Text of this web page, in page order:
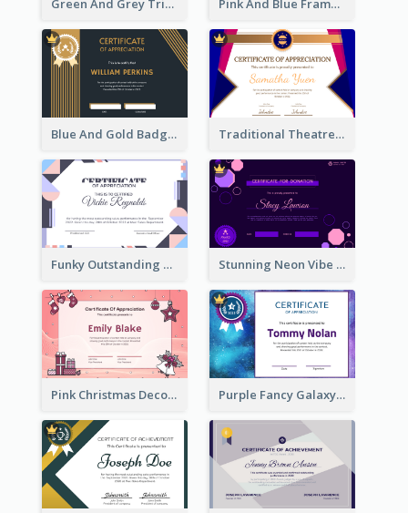
Green And Grey Triangles With Badge Certificate Pink And Blue Frame Company Certificate
Blue And Gold Badge Appreciation Certificate Traditional Theatre Certificate Design Template
Funky Outstanding Shapes Certificate Design Template Ideas Stunning Neon Vibe Hexagonal Certificate Design
Pink Christmas Decorations Certificate Purple Fancy Galaxy Certificate